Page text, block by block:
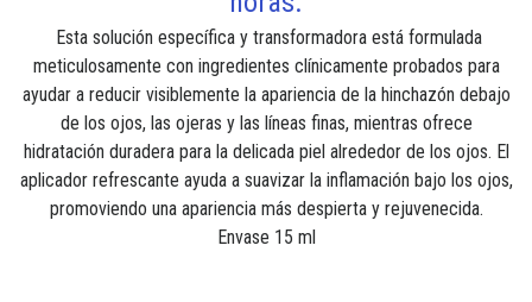
Esta solución específica y transformadora está formulada
meticulosamente con ingredientes clínicamente probados para
ayudar a reducir visiblemente la apariencia de la hinchazón debajo
de los ojos, las ojeras y las líneas finas, mientras ofrece
hidratación duradera para la delicada piel alrededor de los ojos. El
aplicador refrescante ayuda a suavizar la inflamación bajo los ojos,
promoviendo una apariencia más despierta y rejuvenecida.
Envase 15 ml